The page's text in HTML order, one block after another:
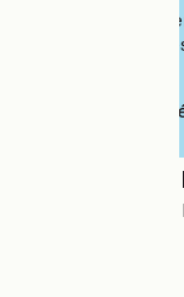
Cet
leur site pour
Château l'Escale